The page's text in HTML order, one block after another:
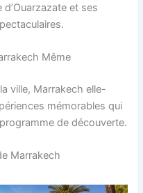
et ses
Même
ville, Marrakech elle-
mémorables qui
de découverte.
Marrakech